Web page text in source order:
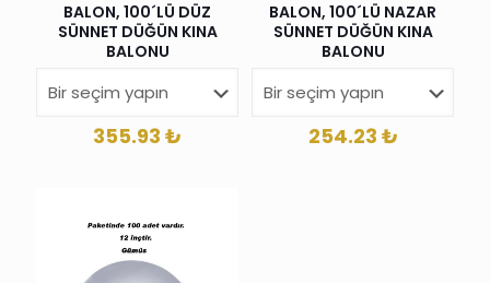
BALON, 100´LÜ DÜZ
SÜNNET DÜĞÜN KINA
BALONU
355.93 ₺
BALON, 100´LÜ NAZAR
SÜNNET DÜĞÜN KINA
BALONU
254.23 ₺